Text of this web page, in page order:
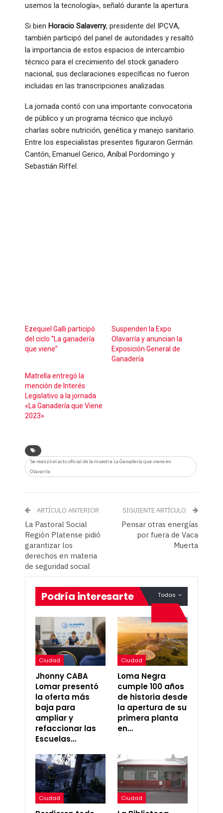
usemos la tecnología», señaló durante la apertura.
Si bien Horacio Salaverry, presidente del IPCVA,
también participó del panel de autoridades y resaltó
la importancia de estos espacios de intercambio
técnico para el crecimiento del stock ganadero
nacional, sus declaraciones específicas no fueron
incluidas en las transcripciones analizadas.
La jornada contó con una importante convocatoria
de público y un programa técnico que incluyó
charlas sobre nutrición, genética y manejo sanitario.
Entre los especialistas presentes figuraron Germán
Cantón, Emanuel Gerico, Aníbal Pordomingo y
Sebastián Riffel.
Ezequiel Galli participó
del ciclo “La ganadería
que viene”
Suspenden la Expo
Olavarría y anuncian la
Exposición General de
Ganadería
Matrella entregó la
mención de Interés
Legislativo a la jornada
«La Ganadería que Viene
2023»
Se realizó el acto oficial de la muestra La Ganadería que viene en
Olavarría
ARTÍCULO ANTERIOR
La Pastoral Social
Región Platense pidió
garantizar los
derechos en materia
de seguridad social
SIGUIENTE ARTÍCULO
Pensar otras energías
por fuera de Vaca
Muerta
Todas
Podría interesarte
Ciudad
Jhonny CABA
Lomar presentó
la oferta más
baja para
ampliar y
refaccionar las
Escuelas…
Ciudad
Loma Negra
cumple 100 años
de historia desde
la apertura de su
primera planta
en…
Ciudad Ciudad